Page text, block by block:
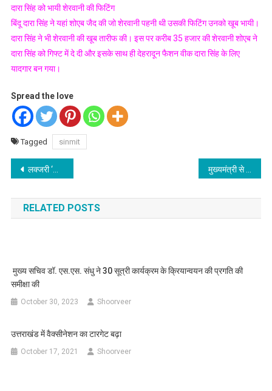
दारा सिंह को भायी शेरवानी की फिटिंग
बिंदू दारा सिंह ने यहां शोएब जैद की जो शेरवानी पहनी थी उसकी फिटिंग उनको खूब भायी।
दारा सिंह ने भी शेरवानी की खूब तारीफ की। इस पर करीब 35 हजार की शेरवानी शोएब ने
दारा सिंह को गिफ्ट में दे दी और इसके साथ ही देहरादून फैशन वीक दारा सिंह के लिए
यादगार बन गया।
Spread the love
Tagged sinmit
Post
navigation
लक्जरी ‘कैरवानं’ में करिये अब उत्तराखंड के पर्यटक स्थलों की सैर, सतपाल महाराज ने किया ‘कैरवान’ का शुभारंभ मुख्यमंत्री से मिले प्रधानमंत्री के सलाहकार भाष्कर खुल्बे
RELATED POSTS
मुख्य सचिव डॉ. एस.एस. संधु ने 30 सूत्री कार्यक्रम के क्रियान्वयन की प्रगति की
समीक्षा की
October 30, 2023 Shoorveer
उत्तराखंड में वैक्सीनेशन का टारगेट बढ़ा
October 17, 2021 Shoorveer